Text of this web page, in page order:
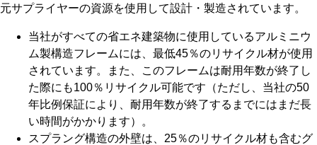
元サプライヤーの資源を使用して設計・製造されています。
当社がすべての省エネ建築物に使用しているアルミニウ
ム製構造フレームには、最低45％のリサイクル材が使用
されています。また、このフレームは耐用年数が終了し
た際にも100％リサイクル可能です（ただし、当社の50
年比例保証により、耐用年数が終了するまでにはまだ長
い時間がかかります）。
スプラング構造の外壁は、25％のリサイクル材も含むグ